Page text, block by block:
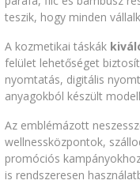
teszik, hogy minden
A kozmetikai táskák
felület lehetőséget
nyomtatás, digitális
anyagokból készült
Az emblémázott
wellnessközpontok,
promóciós
is rendszeresen